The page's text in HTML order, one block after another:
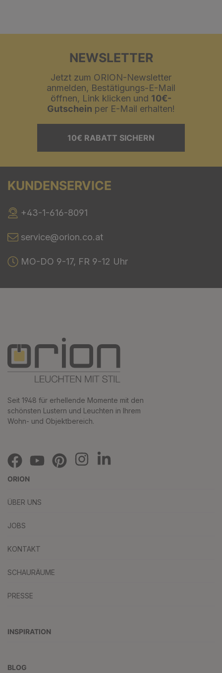
NEWSLETTER
Jetzt zum ORION-Newsletter
anmelden, Bestätigungs-E-Mail
öffnen, Link klicken und 10€-
Gutschein per E-Mail erhalten!
10€ RABATT SICHERN
KUNDENSERVICE
+43-1-616-8091
service@orion.co.at
MO-DO 9-17, FR 9-12 Uhr
Seit 1948 für erhellende Momente mit den
schönsten Lustern und Leuchten in Ihrem
Wohn- und Objektbereich.
ORION
ÜBER UNS
JOBS
KONTAKT
SCHAURÄUME
PRESSE
INSPIRATION
BLOG